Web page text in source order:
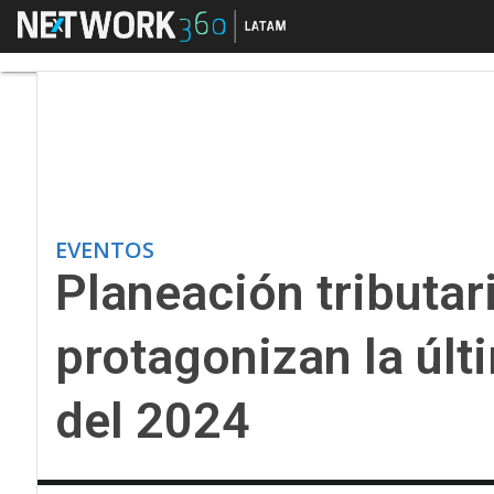
Menú Planeación
EVENTOS
Planeación
protagonizan la
del 2024